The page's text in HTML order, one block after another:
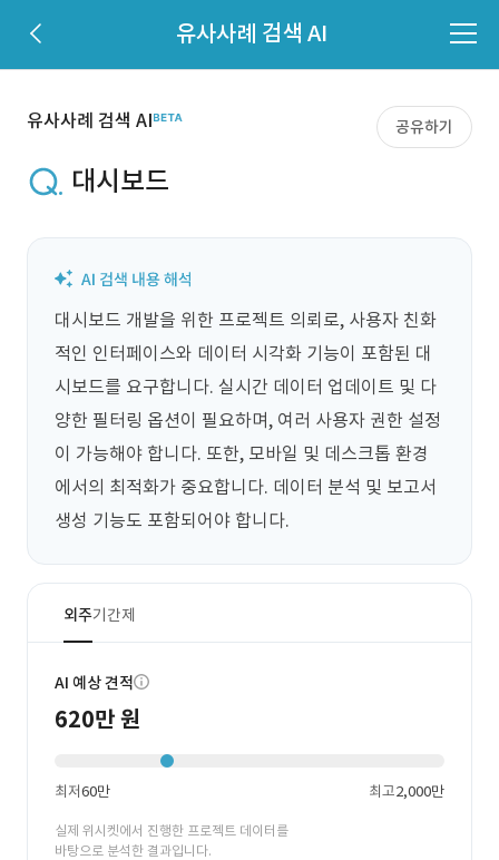
유사사례 검색 AI
유사사례 검색 AI 공유하기
대시보드
대시보드 개발을 위한 프로젝트 의뢰로, 사용자 친화
적인 인터페이스와 데이터 시각화 기능이 포함된 대
시보드를 요구합니다. 실시간 데이터 업데이트 및 다
양한 필터링 옵션이 필요하며, 여러 사용자 권한 설정
이 가능해야 합니다. 또한, 모바일 및 데스크톱 환경
에서의 최적화가 중요합니다. 데이터 분석 및 보고서
생성 기능도 포함되어야 합니다.
외주기간제
AI 예상 견적
620만 원
최저60만 최고2,000만
실제 위시켓에서 진행한 프로젝트 데이터를
바탕으로 분석한 결과입니다.